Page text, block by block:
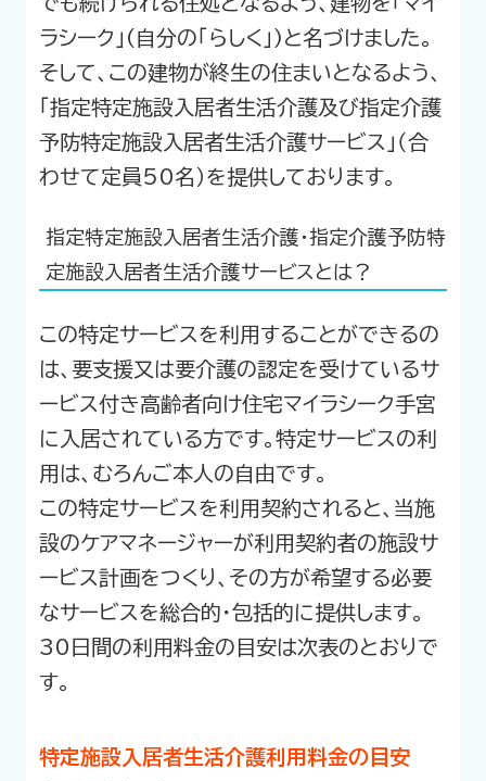
ラシーク」(自分の「らしく」)と名づけました。
そして、この建物が終生の住まいとなるよう、
「指定特定施設入居者生活介護及び指定介護
予防特定施設入居者生活介護サービス」（合
わせて定員50名）を提供しております。
指定特定施設入居者生活介護・指定介護予防特
定施設入居者生活介護サービスとは？
この特定サービスを利用することができるの
は、要支援又は要介護の認定を受けているサ
ービス付き高齢者向け住宅マイラシーク手宮
に入居されている方です。特定サービスの利
用は、むろんご本人の自由です。
この特定サービスを利用契約されると、当施
設のケアマネージャーが利用契約者の施設サ
ービス計画をつくり、その方が希望する必要
なサービスを総合的・包括的に提供します。
30日間の利用料金の目安は次表のとおりで
す。
特定施設入居者生活介護利用料金の目安